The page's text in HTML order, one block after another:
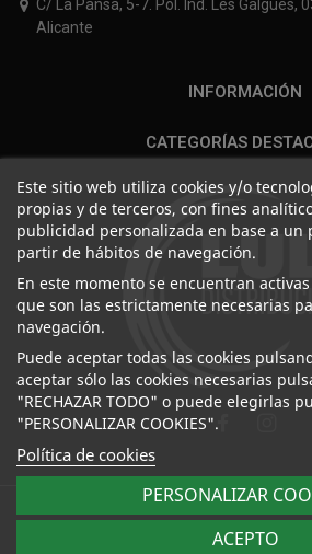
C/ La Pansa, 5-7. Pol. Ind. Les Galgues,
Alicante
INFORMACIÓN
CATEGORÍAS
Distribuciones Lull, S.L. | C/ La
Este sitio web utiliza cookies y/o
propias y de terceros, con fines
publicidad personalizada en base a un
partir de hábitos de navegación.
En este momento se encuentran
que son las estrictamente necesarias
navegación.
Puede aceptar todas las cookies
aceptar sólo las cookies necesarias
"RECHAZAR TODO" o puede elegirlas
"PERSONALIZAR COOKIES".
Política de cookies
PERSONALIZAR
ACEPTO